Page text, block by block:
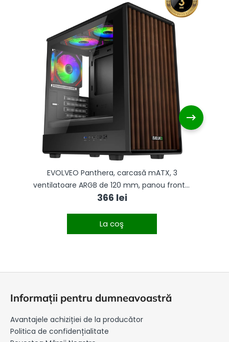
EVOLVEO Panthera, carcasă mATX, 3
ventilatoare ARGB de 120 mm, panou frontal
din lemn + panou lateral din sticlă
366 lei
La coş
Informații pentru dumneavoastră
Avantajele achiziției de la producător
Politica de confidențialitate